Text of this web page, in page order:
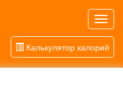
Калькулятор калорий